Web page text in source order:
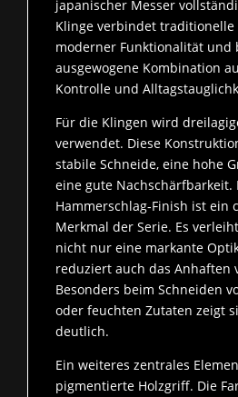
japanischer Messer
Klinge verbindet traditionelle
moderner Funktionalität und
ausgewogene Kombination
Kontrolle und
Für die Klingen wird
verwendet. Diese
stabile Schneide, eine hohe
eine gute Nachschärfbarkeit.
Hammerschlag‑Finish ist ein
Merkmal der Serie. Es
nicht nur eine markante
reduziert auch das Anhaften
Besonders beim Schneiden
oder feuchten Zutaten zeigt
deutlich.
Ein weiteres zentrales
pigmentierte Holzgriff. Die